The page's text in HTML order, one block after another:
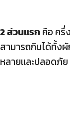
2 ส่วนแรกคือ ครึ่
สามารถกินได้ทั้ง
หลายและปลอดภั